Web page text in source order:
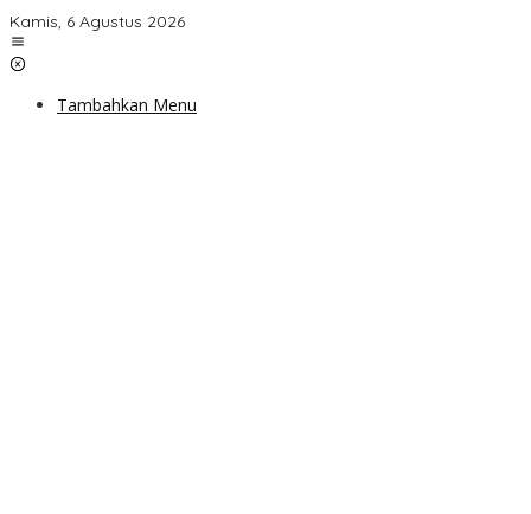
Lewati
ke
konten
Kamis, 6 Agustus 2026
Tambahkan Menu